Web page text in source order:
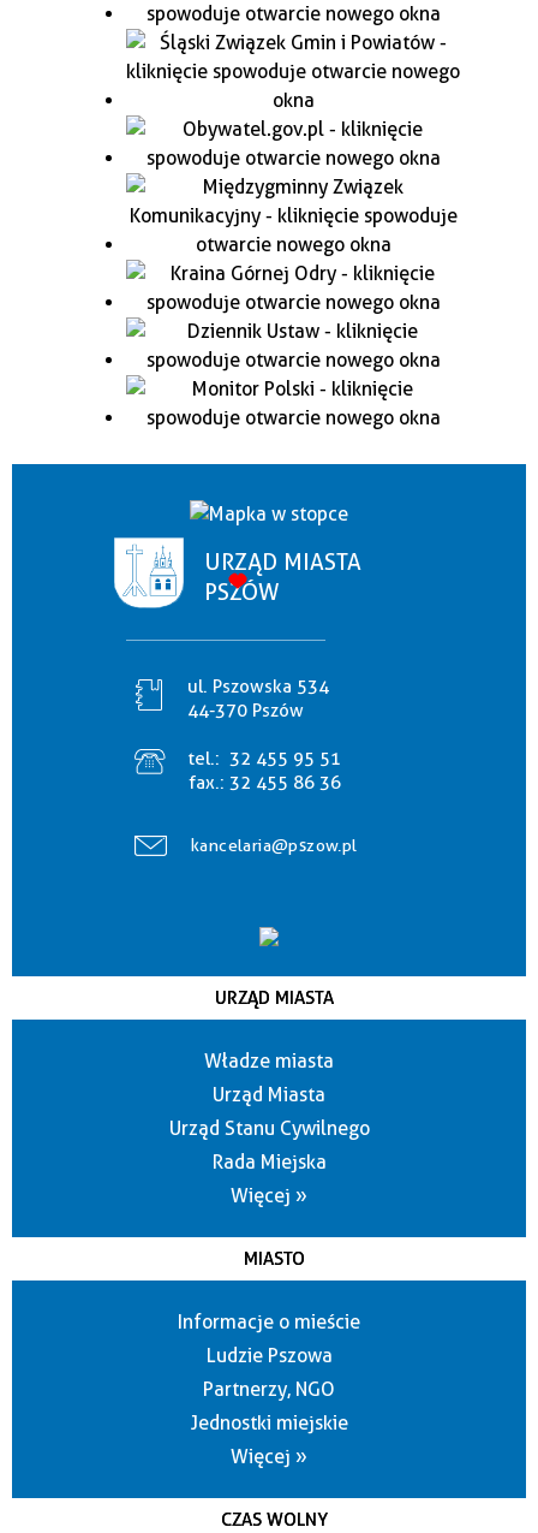
URZĄD MIASTA
PSZÓW
ul. Pszowska 534
44-370 Pszów
tel.: 32 455 95 51
fax.: 32 455 86 36
kancelaria@pszow.pl
URZĄD MIASTA
Władze miasta
Urząd Miasta
Urząd Stanu Cywilnego
Rada Miejska
Więcej »
MIASTO
Informacje o mieście
Ludzie Pszowa
Partnerzy, NGO
Jednostki miejskie
Więcej »
CZAS WOLNY